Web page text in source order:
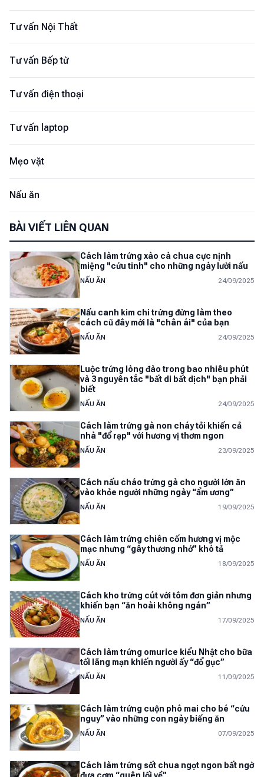
Tư vấn Nội Thất
Tư vấn Bếp từ
Tư vấn điện thoại
Tư vấn laptop
Mẹo vặt
Nấu ăn
BÀI VIẾT LIÊN QUAN
Cách làm trứng xào cà chua cực nịnh
miệng "cứu tinh" cho những ngày lười nấu
NẤU ĂN 24/09/2025
Nấu canh kim chi trứng đừng làm theo
cách cũ đây mới là "chân ái" của bạn
NẤU ĂN 24/09/2025
Luộc trứng lòng đào trong bao nhiêu phút
và 3 nguyên tắc "bất di bất dịch" bạn phải
biết
NẤU ĂN 24/09/2025
Cách làm trứng gà non cháy tỏi khiến cả
nhà "đổ rạp" với hương vị thơm ngon
NẤU ĂN 23/09/2025
Cách nấu cháo trứng gà cho người lớn ăn
vào khỏe người những ngày “ẩm ương”
NẤU ĂN 19/09/2025
Cách làm trứng chiên cốm hương vị mộc
mạc nhưng “gây thương nhớ” khó tả
NẤU ĂN 18/09/2025
Cách kho trứng cút với tôm đơn giản nhưng
khiến bạn “ăn hoài không ngán”
NẤU ĂN 17/09/2025
Cách làm trứng omurice kiểu Nhật cho bữa
tối lãng mạn khiến người ấy “đổ gục”
NẤU ĂN 11/09/2025
Cách làm trứng cuộn phô mai cho bé “cứu
nguy” vào những con ngày biếng ăn
NẤU ĂN 07/09/2025
Cách làm trứng sốt chua ngọt ngon bất ngờ